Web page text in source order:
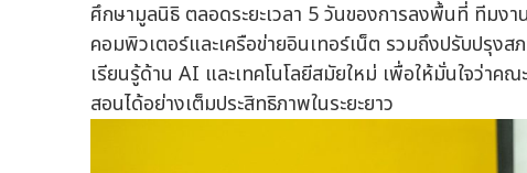
ศึกษามูลนิธิ ตลอดระยะเวลา 5 วันของการลงพื้นที่ ทีมง
คอมพิวเตอร์และเครือข่ายอินเทอร์เน็ต รวมถึงปรับปรุง
เรียนรู้ด้าน AI และเทคโนโลยีสมัยใหม่ เพื่อให้มั่นใจว่าค
สอนได้อย่างเต็มประสิทธิภาพในระยะยาว